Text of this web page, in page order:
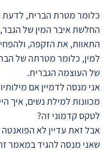
כלומר מטרת הברית,
החלשת איבר המין של
התאוות, את הזקפה,
למין, כלומר מטרתה של
של העוצמה הגברית.
אני מנסה לדמיין אם
מכוונות למילת נשים, איך
לטקס קדמוני זה?
אבל זאת עדיין לא
שאני מנסה להגיד במאמר